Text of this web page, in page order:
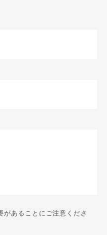
があることにご注意くださ